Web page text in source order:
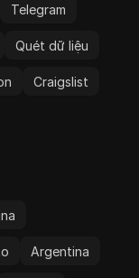
Telegram
Quét dữ liệu
Craigslist
Argentina